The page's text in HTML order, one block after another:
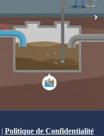
| Politique de Confidentialité